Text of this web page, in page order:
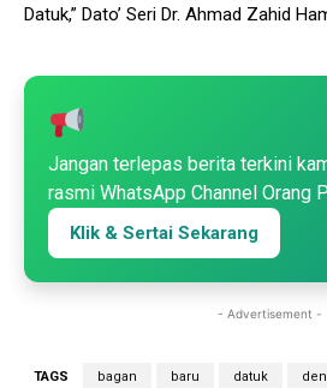
Datuk,” Dato’ Seri Dr. Ahmad Zahid
Jangan terlepas berita terkini
rasmi WhatsApp Channel Orang
Klik & Sertai Sekarang
- Advertisement -
TAGS bagan baru datuk